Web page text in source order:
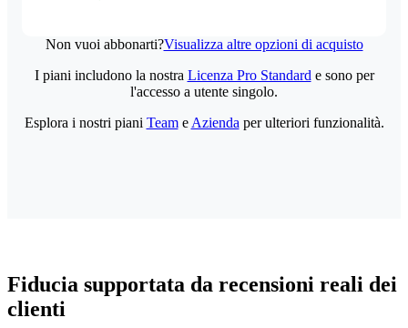
Non vuoi abbonarti?Visualizza altre opzioni di acquisto
I piani includono la nostra Licenza Pro Standard e sono per
l'accesso a utente singolo.
Esplora i nostri piani Teame Azienda per ulteriori funzionalità.
Fiducia supportata da recensioni reali dei
clienti